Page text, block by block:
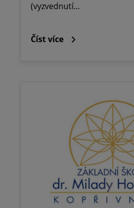
(vyzvednutí…
Číst více